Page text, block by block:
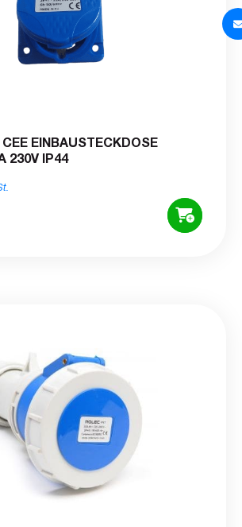
EINBAUSTECKDOSE
230V IP44